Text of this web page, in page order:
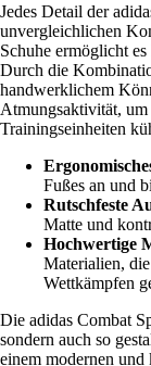
Jedes Detail der
unvergleichlichen
Schuhe ermöglicht
Durch die
handwerklichem
Atmungsaktivität, um
Trainingseinheiten
Fußes an und
Rutschfeste
Matte und
Hochwertige
Materialien,
Wettkämpfen
Die adidas Combat
sondern auch so
einem modernen und